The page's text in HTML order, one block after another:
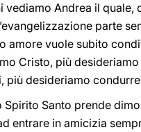
Andrea il
parte
amore vuole subito
Cristo, più
più desideriamo
Santo prende
entrare in amicizia